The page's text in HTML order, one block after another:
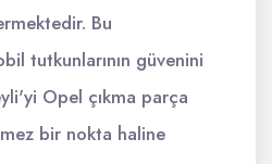
Bu
tutkunlarının güvenini
Opel çıkma parça
bir nokta haline